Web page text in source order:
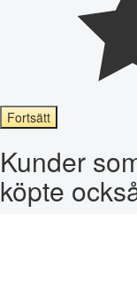
Fortsätt
Kunder
köpte